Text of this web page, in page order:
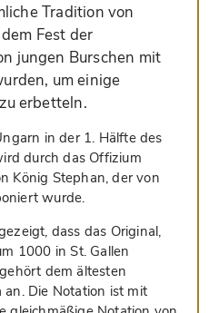
Tradition von
Fest der
jungen Burschen mit
um einige
erbetteln.
in der 1. Hälfte des
durch das Offizium
König Stephan, der von
wurde.
dass das Original,
1000 in St. Gallen
dem ältesten
Die Notation ist mit